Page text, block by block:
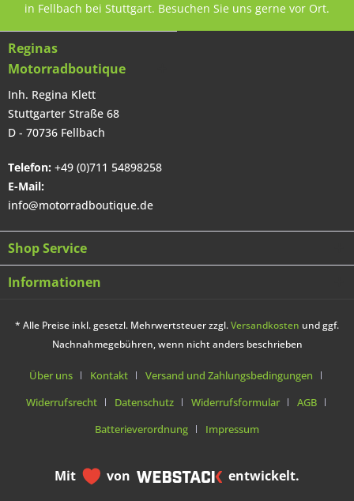
in Fellbach bei Stuttgart. Besuchen Sie uns gerne vor Ort.
Reginas
Motorradboutique
Inh. Regina Klett
Stuttgarter Straße 68
D - 70736 Fellbach
Telefon: +49 (0)711 54898258
E-Mail:
info@motorradboutique.de
Shop Service
Informationen
* Alle Preise inkl. gesetzl. Mehrwertsteuer zzgl.Versandkosten und ggf.
Nachnahmegebühren, wenn nicht anders beschrieben
Über uns Kontakt
Versand und Zahlungsbedingungen
Widerrufsrecht
Datenschutz Widerrufsformular
AGB
Batterieverordnung
Impressum
Mit von entwickelt.